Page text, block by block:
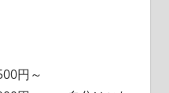
円～